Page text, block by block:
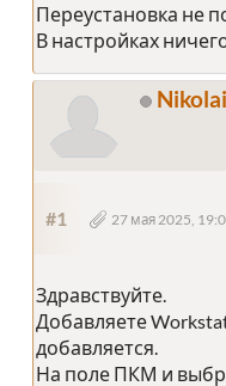
Переустановка не
В настройках
Nikolai
#1 27 мая 2025,
Здравствуйте.
Добавляете
добавляется.
На поле ПКМ и